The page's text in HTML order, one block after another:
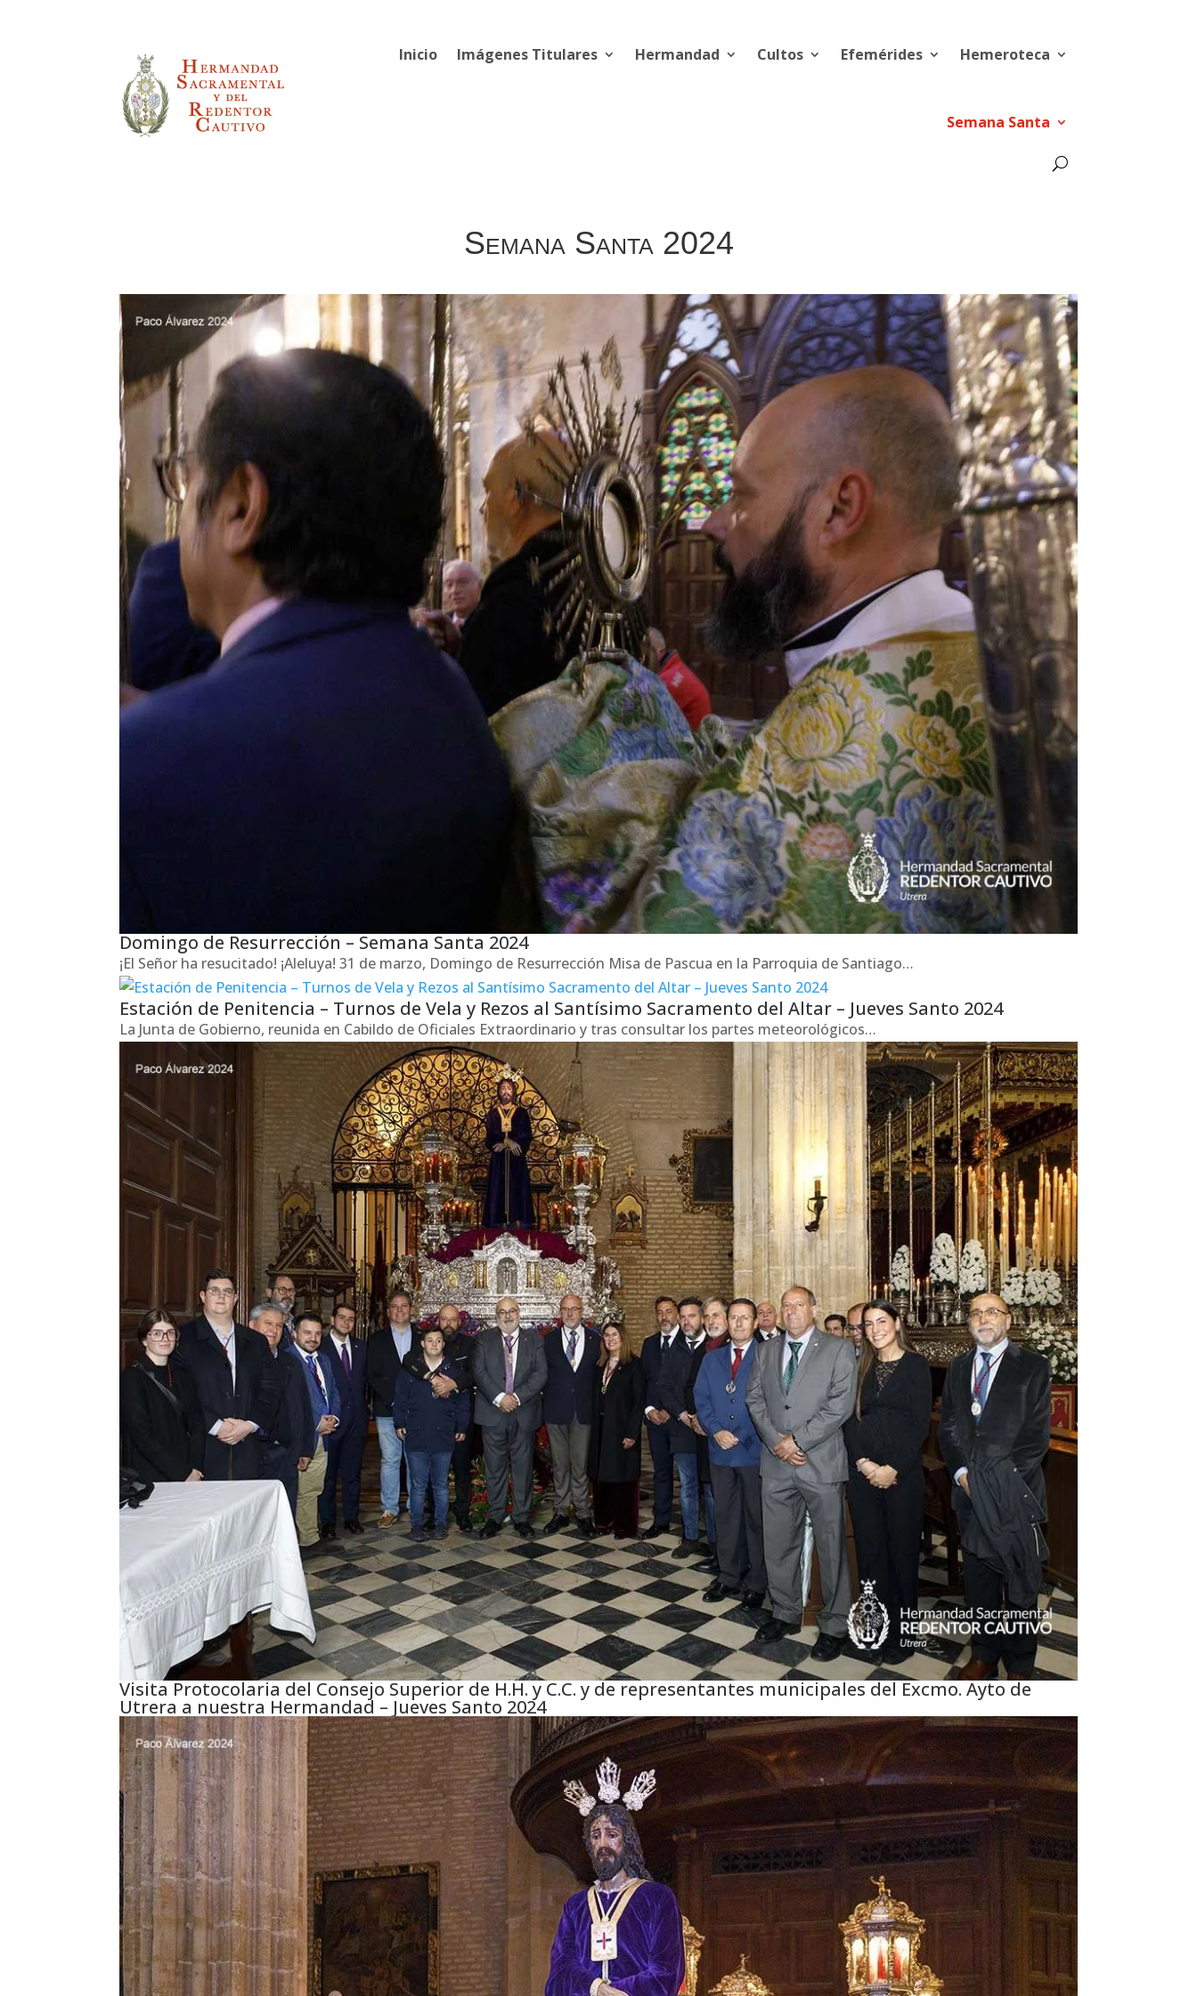
Inicio Imágenes Titulares Hermandad Cultos Efemérides Hemeroteca
Semana Santa
Semana Santa 2024
Domingo de Resurrección – Semana Santa 2024
¡El Señor ha resucitado! ¡Aleluya! 31 de marzo, Domingo de Resurrección Misa de Pascua en la Parroquia de Santiago…
Estación de Penitencia – Turnos de Vela y Rezos al Santísimo Sacramento del Altar – Jueves Santo 2024
La Junta de Gobierno, reunida en Cabildo de Oficiales Extraordinario y tras consultar los partes meteorológicos…
Visita Protocolaria del Consejo Superior de H.H. y C.C. y de representantes municipales del Excmo. Ayto de
Utrera a nuestra Hermandad – Jueves Santo 2024